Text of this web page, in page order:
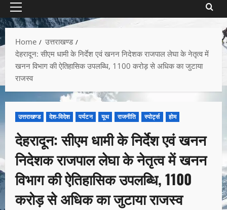
Home
उत्तराखण्ड
देहरादून: सीएम धामी के निर्देश एवं खनन निदेशक राजपाल लेघा के नेतृत्व में
खनन विभाग की ऐतिहासिक उपलब्धि, 1100 करोड़ से अधिक का जुटाया
राजस्व
उत्तराखण्ड देश-विदेश पर्यटन यूथ राजनीति स्पोर्ट्स होम
देहरादून: सीएम धामी के निर्देश एवं खनन
निदेशक राजपाल लेघा के नेतृत्व में खनन
विभाग की ऐतिहासिक उपलब्धि, 1100
करोड़ से अधिक का जुटाया राजस्व